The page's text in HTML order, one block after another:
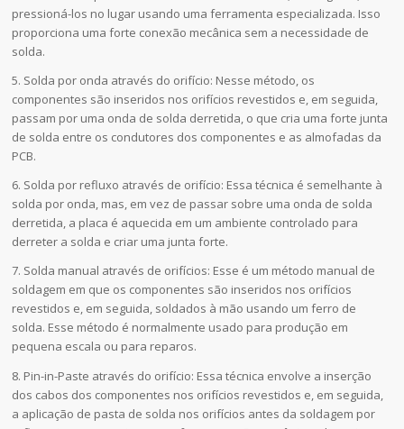
pressioná-los no lugar usando uma ferramenta especializada. Isso
proporciona uma forte conexão mecânica sem a necessidade de
solda.
5. Solda por onda através do orifício: Nesse método, os
componentes são inseridos nos orifícios revestidos e, em seguida,
passam por uma onda de solda derretida, o que cria uma forte junta
de solda entre os condutores dos componentes e as almofadas da
PCB.
6. Solda por refluxo através de orifício: Essa técnica é semelhante à
solda por onda, mas, em vez de passar sobre uma onda de solda
derretida, a placa é aquecida em um ambiente controlado para
derreter a solda e criar uma junta forte.
7. Solda manual através de orifícios: Esse é um método manual de
soldagem em que os componentes são inseridos nos orifícios
revestidos e, em seguida, soldados à mão usando um ferro de
solda. Esse método é normalmente usado para produção em
pequena escala ou para reparos.
8. Pin-in-Paste através do orifício: Essa técnica envolve a inserção
dos cabos dos componentes nos orifícios revestidos e, em seguida,
a aplicação de pasta de solda nos orifícios antes da soldagem por